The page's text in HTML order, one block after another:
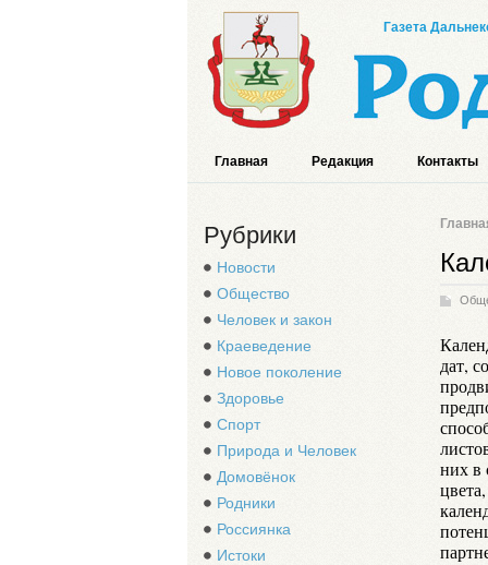
Газета
Главная Редакция Контакты
Рубрики
Новости
Общество
Человек и закон
Краеведение
Новое поколение
Здоровье
Спорт
Природа и Человек
Домовёнок
Родники
Россиянка
Истоки
дат,
них в